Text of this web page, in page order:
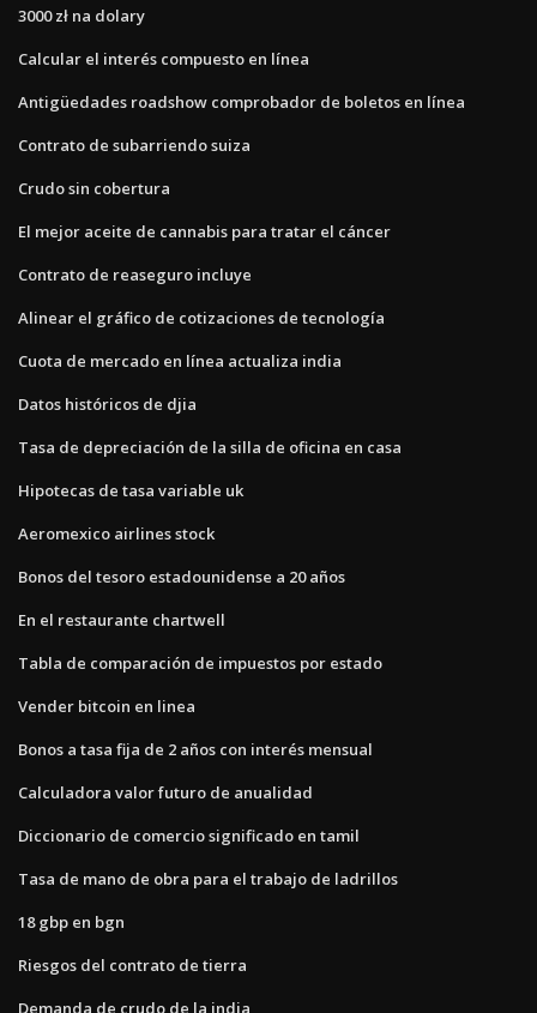
3000 zł na dolary
Calcular el interés compuesto en línea
Antigüedades roadshow comprobador de boletos en línea
Contrato de subarriendo suiza
Crudo sin cobertura
El mejor aceite de cannabis para tratar el cáncer
Contrato de reaseguro incluye
Alinear el gráfico de cotizaciones de tecnología
Cuota de mercado en línea actualiza india
Datos históricos de djia
Tasa de depreciación de la silla de oficina en casa
Hipotecas de tasa variable uk
Aeromexico airlines stock
Bonos del tesoro estadounidense a 20 años
En el restaurante chartwell
Tabla de comparación de impuestos por estado
Vender bitcoin en linea
Bonos a tasa fija de 2 años con interés mensual
Calculadora valor futuro de anualidad
Diccionario de comercio significado en tamil
Tasa de mano de obra para el trabajo de ladrillos
18 gbp en bgn
Riesgos del contrato de tierra
Demanda de crudo de la india